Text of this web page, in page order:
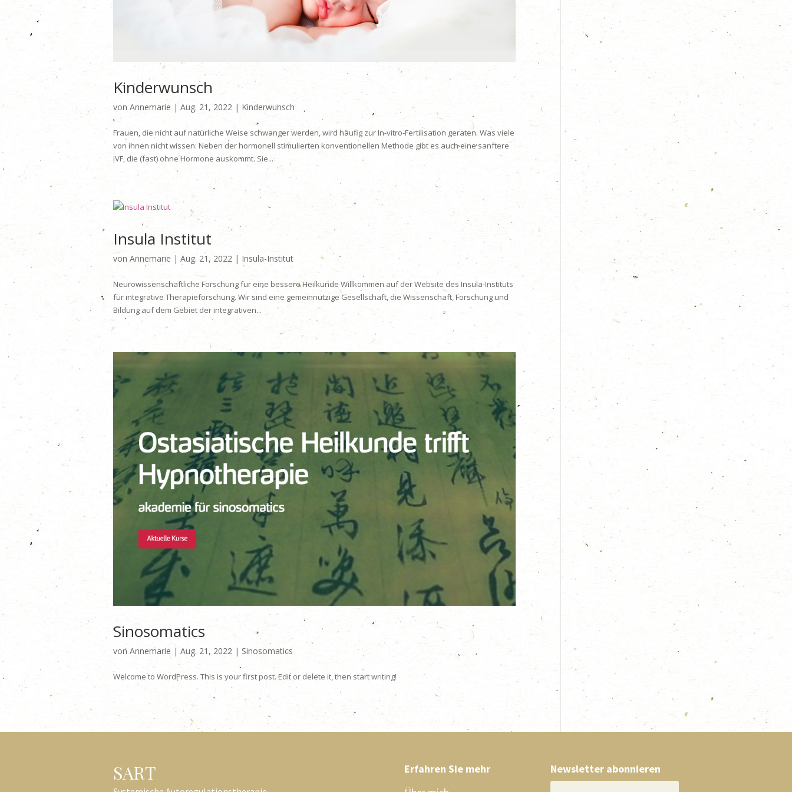
Kinderwunsch
vonAnnemarie | Aug. 21, 2022 | Kinderwunsch
Frauen, die nicht auf natürliche Weise schwanger werden, wird häufig zur In-vitro-Fertilisation geraten. Was viele
von ihnen nicht wissen: Neben der hormonell stimulierten konventionellen Methode gibt es auch eine sanftere
IVF, die (fast) ohne Hormone auskommt. Sie...
Insula Institut
von Annemarie | Aug. 21, 2022 | Insula-Institut
Neurowissenschaftliche Forschung für eine bessere Heilkunde Willkommen auf der Website des Insula-Instituts
für integrative Therapieforschung. Wir sind eine gemeinnützige Gesellschaft, die Wissenschaft, Forschung und
Bildung auf dem Gebiet der integrativen...
Sinosomatics
von Annemarie | Aug. 21, 2022 | Sinosomatics
Welcome to WordPress. This is your first post. Edit or delete it, then start writing!
SART
Erfahren Sie mehr
Newsletter abonnieren